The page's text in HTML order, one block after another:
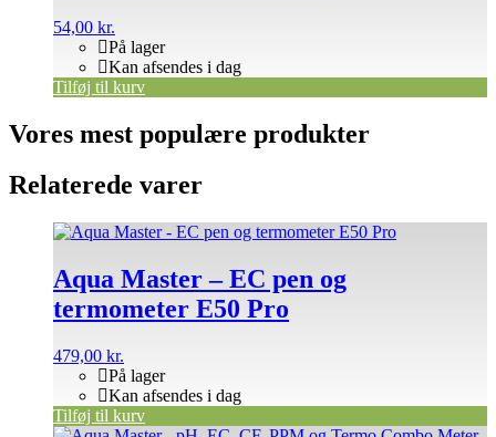
54,00 kr.
På lager
Kan afsendes i dag
Tilføj til kurv
Vores mest populære produkter
Relaterede varer
Aqua Master – EC pen og
termometer E50 Pro
479,00 kr.
På lager
Kan afsendes i dag
Tilføj til kurv